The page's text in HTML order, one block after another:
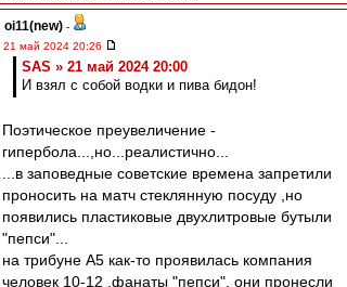
oi11(new) -
21 май 2024 20:26
SAS » 21 май 2024 20:00
И взял с собой водки и пива бидон!
Поэтическое преувеличение -
гипербола...,но...реалистично...
...в заповедные советские времена запретили
проносить на матч стеклянную посуду ,но
появились пластиковые двухлитровые бутыли
"пепси"...
на трибуне А5 как-то проявилась компания
человек 10-12 ,фанаты "пепси", они пронесли